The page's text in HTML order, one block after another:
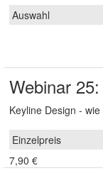
Webinar
Keyline Design -
7,90 €